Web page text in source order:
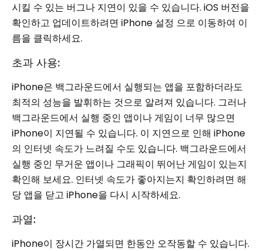
시킬 수 있는 버그나 지연이 있을 수 있습니다. iOS 버전을
확인하고 업데이트하려면 iPhone 설정 으로 이동하여 이
름을 클릭하세요.
초과 사용:
iPhone은 백그라운드에서 실행되는 앱을 포함하더라도
최적의 성능을 발휘하는 것으로 알려져 있습니다. 그러나
백그라운드에서 실행 중인 앱이나 게임이 너무 많으면
iPhone이 지연될 수 있습니다. 이 지연으로 인해 iPhone
의 인터넷 속도가 느려질 수도 있습니다. 백그라운드에서
실행 중인 무거운 앱이나 그래픽이 뛰어난 게임이 있는지
확인해 보세요. 인터넷 속도가 좋아지는지 확인하려면 해
당 앱을 닫고 iPhone을 다시 시작하세요.
과열:
iPhone이 장시간 가열되면 한동안 오작동할 수 있습니다.